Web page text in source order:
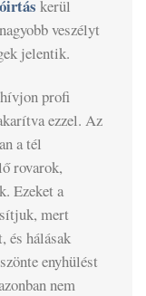
kerül
veszélyt
jelentik.
hívjon profi
ezzel. Az
a tél
rovarok,
Ezeket a
mert
és hálásak
enyhülést
nem